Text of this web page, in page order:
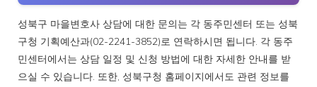
성북구 마을변호사 상담에 대한 문의는 각 동주민센터 또는 성북
구청 기획예산과(02-2241-3852)로 연락하시면 됩니다. 각 동주
민센터에서는 상담 일정 및 신청 방법에 대한 자세한 안내를 받
으실 수 있습니다. 또한, 성북구청 홈페이지에서도 관련 정보를